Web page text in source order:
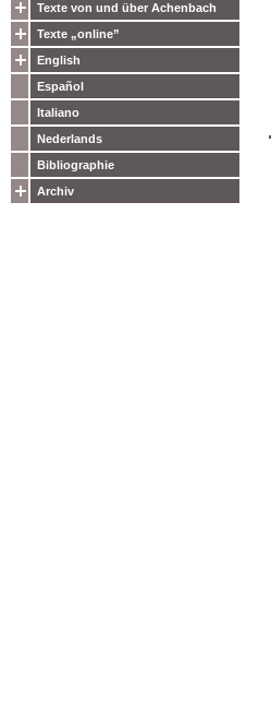
Texte von und über Achenbach
Texte „online”
English
Español
Italiano
Nederlands
Bibliographie
Archiv